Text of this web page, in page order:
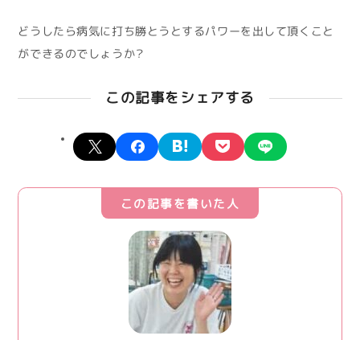
どうしたら病気に打ち勝とうとするパワーを出して頂くこと
ができるのでしょうか？
この記事をシェアする
X facebookhatena pocket
この記事を書いた人